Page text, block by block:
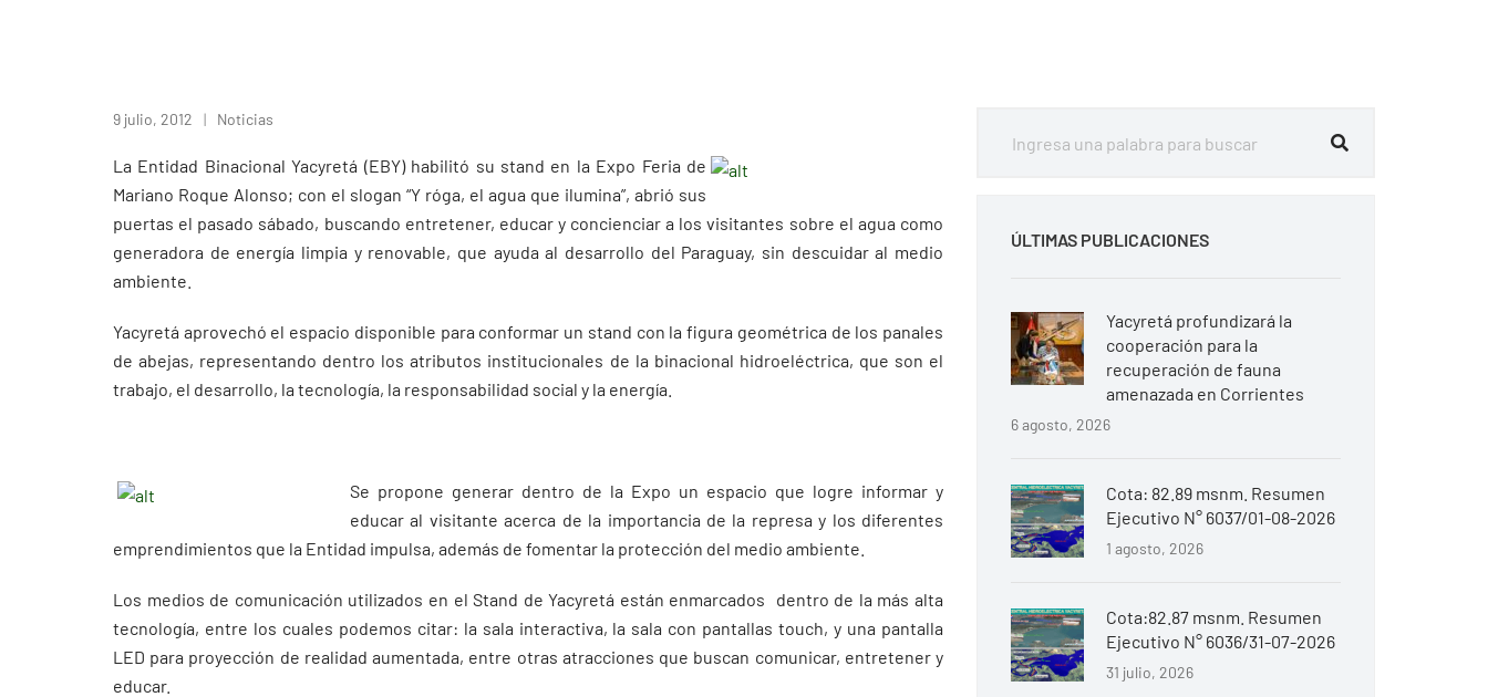
9 julio, 2012 Noticias
La Entidad Binacional Yacyretá (EBY) habilitó su stand en la Expo Feria de
Mariano Roque Alonso; con el slogan “Y róga, el agua que ilumina”, abrió sus
puertas el pasado sábado, buscando entretener, educar y concienciar a los visitantes sobre el agua como
generadora de energía limpia y renovable, que ayuda al desarrollo del Paraguay, sin descuidar al medio
ambiente.
Yacyretá aprovechó el espacio disponible para conformar un stand con la figura geométrica de los panales
de abejas, representando dentro los atributos institucionales de la binacional hidroeléctrica, que son el
trabajo, el desarrollo, la tecnología, la responsabilidad social y la energía.
Se propone generar dentro de la Expo un espacio que logre informar y
educar al visitante acerca de la importancia de la represa y los diferentes
emprendimientos que la Entidad impulsa, además de fomentar la protección del medio ambiente.
Los medios de comunicación utilizados en el Stand de Yacyretá están enmarcados dentro de la más alta
tecnología, entre los cuales podemos citar: la sala interactiva, la sala con pantallas touch, y una pantalla
LED para proyección de realidad aumentada, entre otras atracciones que buscan comunicar, entretener y
educar.
ÚLTIMAS PUBLICACIONES
Yacyretá profundizará la
cooperación para la
recuperación de fauna
amenazada en Corrientes
6 agosto, 2026
Cota: 82.89 msnm. Resumen
Ejecutivo N° 6037/01-08-2026
1 agosto, 2026
Cota:82.87 msnm. Resumen
Ejecutivo N° 6036/31-07-2026
31 julio, 2026